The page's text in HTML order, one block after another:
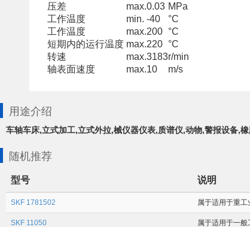
压差 max.0.03 MPa
工作温度
min. -40
°C
工作温度
max.200
°C
短期内的运行温度 max.220
°C
转速
max.3183r/min
轴表面速度
max.10 m/s
用途介绍
车轴车床,立式加工,立式外拉,械仪器仪表,质谱仪,动物,警报设备,
随机推荐
型号 说明
SKF 1781502 属于适用于重
SKF 11050 属于适用于一